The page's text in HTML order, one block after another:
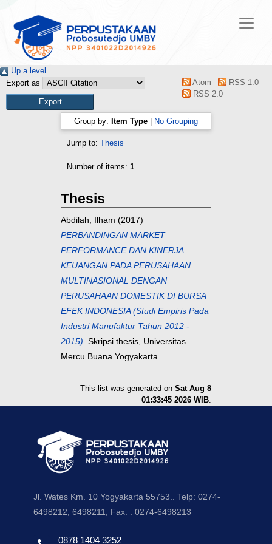
Up a level
Export as
Atom
RSS 1.0
RSS 2.0
Group by: Item Type No Grouping
Jump to: Thesis
Number of items: 1.
Thesis
Abdilah, Ilham (2017)
PERBANDINGAN MARKET
PERFORMANCE DAN KINERJA
KEUANGAN PADA PERUSAHAAN
MULTINASIONAL DENGAN
PERUSAHAAN DOMESTIK DI BURSA
EFEK INDONESIA (Studi Empiris Pada
Industri Manufaktur Tahun 2012 -
2015). Skripsi thesis, Universitas
Mercu Buana Yogyakarta.
This list was generated on Sat Aug 8
01:33:45 2026 WIB.
Jl. Wates Km. 10 Yogyakarta 55753.. Telp: 0274-
6498212, 6498211, Fax. : 0274-6498213
0878 1404 3252